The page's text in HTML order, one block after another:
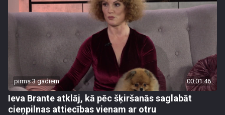
pirms 3 gadiem 00:01:46
Ieva Brante atklāj, kā pēc šķiršanās saglabāt
cieņpilnas attiecības vienam ar otru